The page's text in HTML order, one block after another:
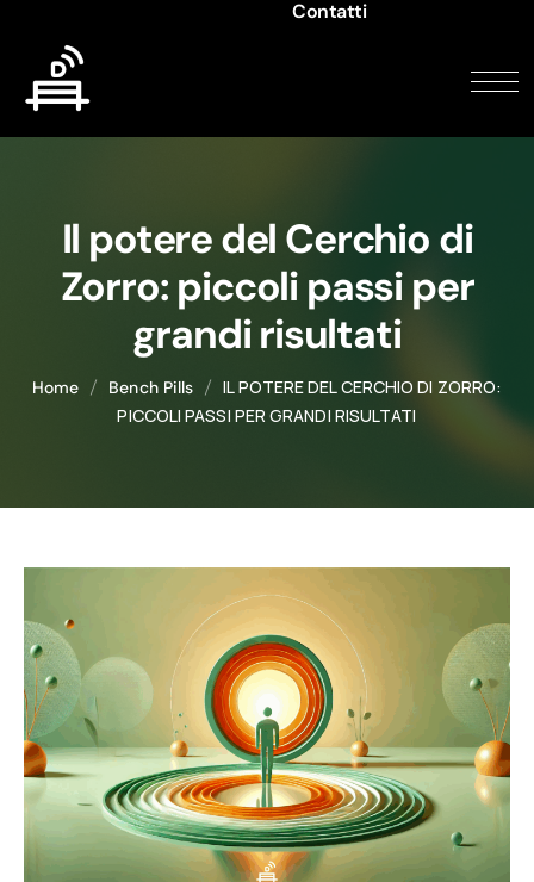
Contatti
Il potere del Cerchio di
Zorro: piccoli passi per
grandi risultati
Home Bench Pills
IL POTERE DEL CERCHIO DI ZORRO:
PICCOLI PASSI PER GRANDI RISULTATI